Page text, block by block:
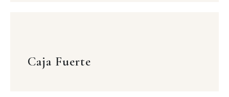
Caja Fuerte